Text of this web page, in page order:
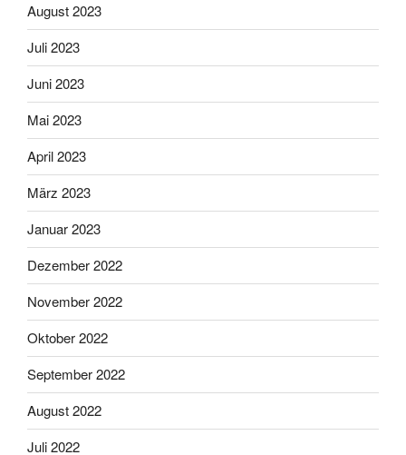
August 2023
Juli 2023
Juni 2023
Mai 2023
April 2023
März 2023
Januar 2023
Dezember 2022
November 2022
Oktober 2022
September 2022
August 2022
Juli 2022